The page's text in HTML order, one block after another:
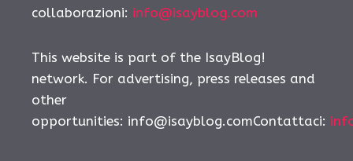
collaborazioni: info@isayblog.com
This website is part of the IsayBlog!
network. For advertising, press releases and
other
opportunities: info@isayblog.comContattaci: